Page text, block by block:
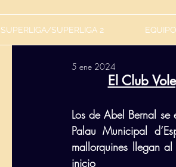
SUPERLIGA/SUPERLIGA 2
5 ene 2024
El Club
Los de Abel Bernal
Palau Municipal
mallorquines llegan
inicio